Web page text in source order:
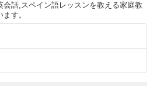
会話,スペイン語レッスンを教える家庭教
す。